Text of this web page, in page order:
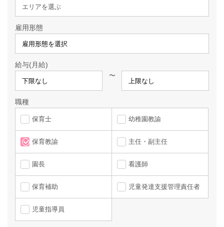
エリアを選ぶ
雇用形態
給与(月給)
〜
職種
保育士 幼稚園教諭
保育教諭 主任・副主任
園長 看護師
保育補助 児童発達支援管理責任者
児童指導員